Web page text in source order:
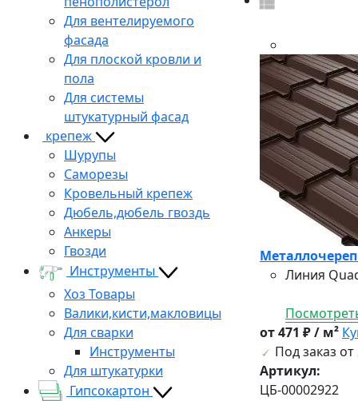
Для вентелируемого
фасада
Для плоской кровли и
пола
Для системы
штукатурный фасад
крепеж
Шурупы
Саморезы
Кровельный крепеж
Дюбель,дюбель гвоздь
Анкеры
Гвозди
Инструменты
Хоз Товары
Валики,кисти,макловицы
Для сварки
Инструменты
Для штукатурки
Гипсокартон
Линия
от 471 ₽ / м²
Под заказ от
Артикул:
ЦБ-00002922